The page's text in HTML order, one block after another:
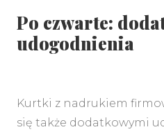
Po czwarte:
udogodnienia
Kurtki z nadrukiem
się także dodatkowymi